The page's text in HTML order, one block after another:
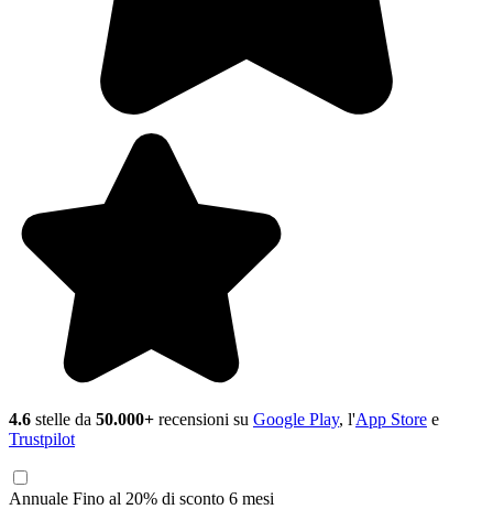
4.6 stelle da 50.000+ recensioni su Google Play, l'App Store e
Trustpilot
Annuale Fino al 20% di sconto 6 mesi